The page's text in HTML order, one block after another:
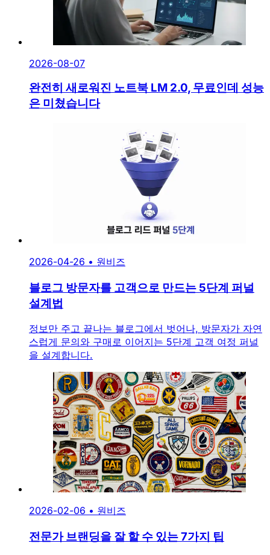
2026-08-07
완전히 새로워진 노트북 LM 2.0, 무료인데 성능
은 미쳤습니다
2026-04-26 • 원비즈
블로그 방문자를 고객으로 만드는 5단계 퍼널
설계법
정보만 주고 끝나는 블로그에서 벗어나, 방문자가 자연
스럽게 문의와 구매로 이어지는 5단계 고객 여정 퍼널
을 설계합니다.
2026-02-06 • 원비즈
전문가 브랜딩을 잘 할 수 있는 7가지 팁